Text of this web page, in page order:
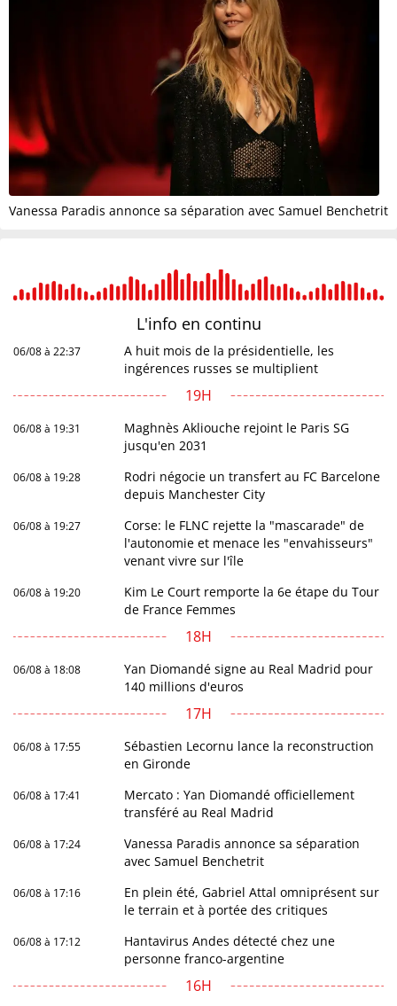
Vanessa Paradis annonce sa séparation avec Samuel Benchetrit
L'info en continu
06/08 à 22:37
A huit mois de la présidentielle, les
ingérences russes se multiplient
19H
06/08 à 19:31
Maghnès Akliouche rejoint le Paris SG
jusqu'en 2031
06/08 à 19:28
Rodri négocie un transfert au FC Barcelone
depuis Manchester City
06/08 à 19:27
Corse: le FLNC rejette la "mascarade" de
l'autonomie et menace les "envahisseurs"
venant vivre sur l'île
06/08 à 19:20
Kim Le Court remporte la 6e étape du Tour
de France Femmes
18H
06/08 à 18:08
Yan Diomandé signe au Real Madrid pour
140 millions d'euros
17H
06/08 à 17:55
Sébastien Lecornu lance la reconstruction
en Gironde
06/08 à 17:41
Mercato : Yan Diomandé officiellement
transféré au Real Madrid
06/08 à 17:24
Vanessa Paradis annonce sa séparation
avec Samuel Benchetrit
06/08 à 17:16
En plein été, Gabriel Attal omniprésent sur
le terrain et à portée des critiques
06/08 à 17:12
Hantavirus Andes détecté chez une
personne franco-argentine
16H